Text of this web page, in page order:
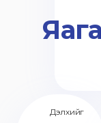
Дэлхийг